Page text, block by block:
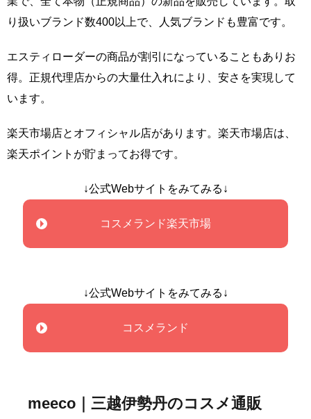
り扱いブランド数400以上で、人気ブランドも豊富です。
エスティローダーの商品が割引になっていることもありお
得。正規代理店からの大量仕入れにより、安さを実現して
います。
楽天市場店とオフィシャル店があります。楽天市場店は、
楽天ポイントが貯まってお得です。
↓公式Webサイトをみてみる↓
コスメランド楽天市場
↓公式Webサイトをみてみる↓
コスメランド
meeco｜三越伊勢丹のコスメ通販